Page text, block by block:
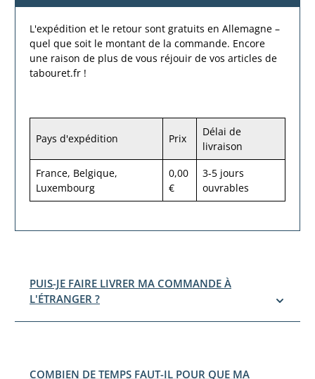
L'expédition et le retour sont gratuits en Allemagne –
quel que soit le montant de la commande. Encore
une raison de plus de vous réjouir de vos articles de
tabouret.fr !
Pays d'expédition Prix
Délai de
livraison
France, Belgique,
Luxembourg
0,00
€
3-5 jours
ouvrables
PUIS-JE FAIRE LIVRER MA COMMANDE À
L'ÉTRANGER ?
COMBIEN DE TEMPS FAUT-IL POUR QUE MA